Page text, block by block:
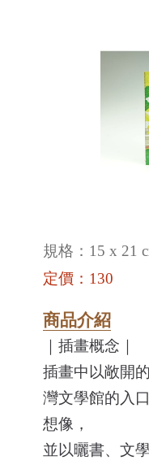
規格：15 x 21
定價：130
商品介紹
｜插畫概念｜
插畫中以敞開
灣文學館的入
想像，
並以曬書、文